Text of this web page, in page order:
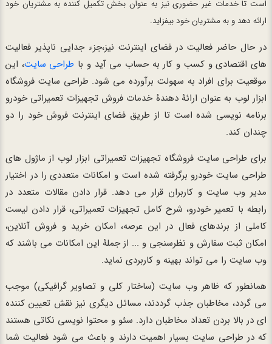
است تا خدمات غیر حضوری نیز به عنوان بخش تکمیل کننده به مشتریان خود
ارائه دهد و به مشتریان خود بیفزاید.
در حال حاضر فعالیت در فضای اینترنت نیز،جزء جدایی ناپذیر فعالیت
های اقتصادی و کسب و کار به حساب می آید و با طراحی سایت، این
موقعیت برای افراد به سهولت برآورده می شود. طراحی سایت فروشگاه
ابزار لوب به عنوان ارائۀ دهندۀ خدمات فروش تجهیزات تعمیراتی خودرو
برنامه نویسی شده است تا از طریق فضای اینترنت فروش خود را دو
چندان کند.
برای طراحی سایت فروشگاه تجهیزات تعمیراتی ابزار لوب از ماژول های
طراحی سایت خودرو برگرفته شده است و امکانات متعددی را در اختیار
مدیر وب سایت و کاربران قرار می دهد. قرار دادن مقالات متعدد در
رابطه با تعمیر خودرو، شرح کامل تجهیزات تعمیراتی، قرار دادن لیست
کاملی از برندهای فعال در این عرصه، امکان خرید و فروش آنلاین،
امکان ثبت سفارش و نظرسنجی و ... از جملۀ این امکانات می باشند که
وب سایت را می تواند بهینه و کاربردی نماید.
همانطور که ظاهر وب سایت (ساختار کلی و تصاویر گرافیکی) موجب
می گردد، مخاطبان جذب گرددند، مسائل دیگری نیز نقش تعیین کننده
ای در بالا بردن تعداد مخاطبان دارد. سئو و محتوا نویسی نکاتی هستند
که در طراحی سایت بسیار اهمیت دارند و باعث می شود فعالیت شما